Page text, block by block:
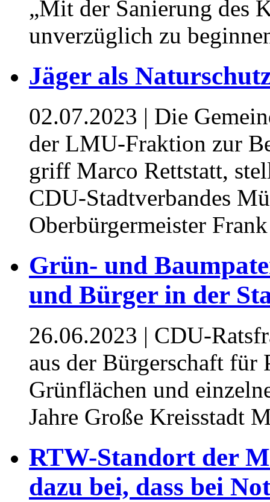
„Mit der Sanierung des
unverzüglich zu
Jäger als
02.07.2023 | Die
der LMU-Fraktion zur
griff Marco Rettstatt,
CDU-Stadtverbandes
Oberbürgermeister
Grün- und
und Bürger in der
26.06.2023 | CDU-
aus der Bürgerschaft für
Grünflächen und
Jahre Große Kreisstadt
RTW-Standort der
dazu bei, dass bei